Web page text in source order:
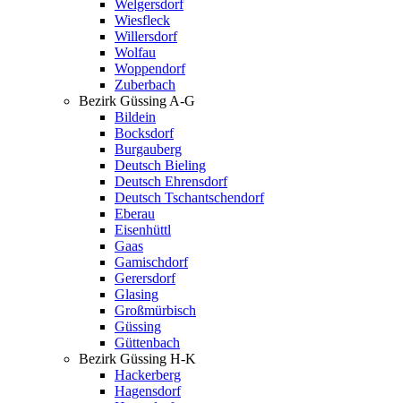
Welgersdorf
Wiesfleck
Willersdorf
Wolfau
Woppendorf
Zuberbach
Bezirk Güssing A-G
Bildein
Bocksdorf
Burgauberg
Deutsch Bieling
Deutsch Ehrensdorf
Deutsch Tschantschendorf
Eberau
Eisenhüttl
Gaas
Gamischdorf
Gerersdorf
Glasing
Großmürbisch
Güssing
Güttenbach
Bezirk Güssing H-K
Hackerberg
Hagensdorf